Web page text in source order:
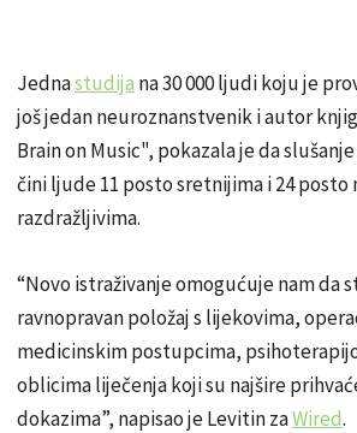
Jednastudija na 30 000 ljudi koju je
još jedan neuroznanstvenik i autor
Brain on Music", pokazala je da
čini ljude 11 posto sretnijima i 24 posto
razdražljivima.
“Novo istraživanje omogućuje nam da
ravnopravan položaj s lijekovima,
medicinskim postupcima,
oblicima liječenja koji su najšire
dokazima”, napisao je Levitin zaWired.